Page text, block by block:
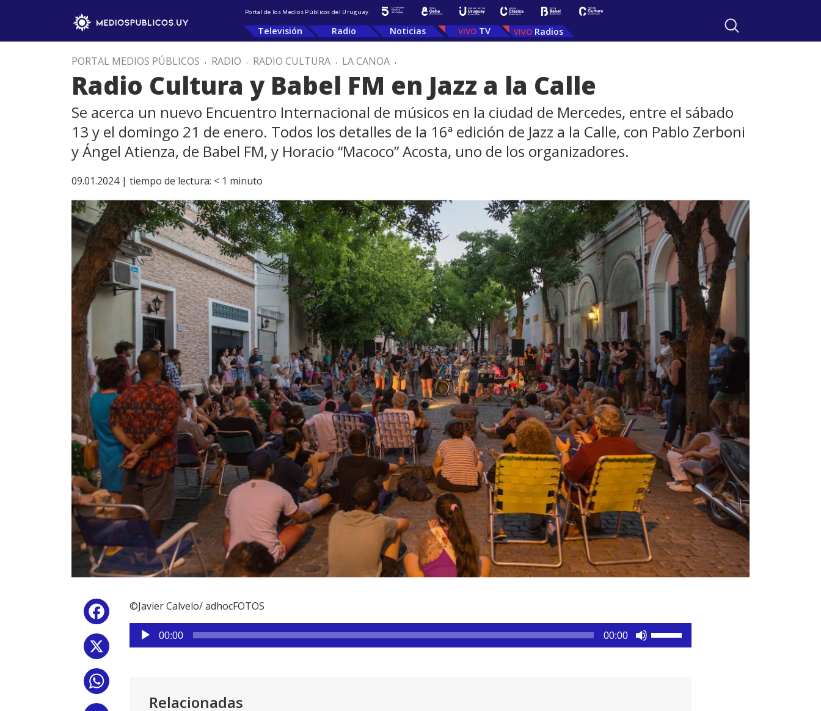
Portal de los Medios Públicos del Uruguay
Televisión Radio Noticias TV Radios
PORTAL MEDIOS PÚBLICOS . RADIO . RADIO CULTURA . LA CANOA .
Radio Cultura y Babel FM en Jazz a la Calle
Se acerca un nuevo Encuentro Internacional de músicos en la ciudad de Mercedes, entre el sábado
13 y el domingo 21 de enero. Todos los detalles de la 16ª edición de Jazz a la Calle, con Pablo Zerboni
y Ángel Atienza, de Babel FM, y Horacio “Macoco” Acosta, uno de los organizadores.
09.01.2024 | tiempo de lectura: < 1 minuto
Facebook
©Javier Calvelo/ adhocFOTOS
Reproductor
de
00:00 00:00
Relacionadas